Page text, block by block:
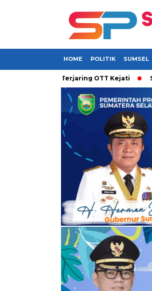
HOME POLITIK SUMSEL
Terjaring OTT Kejati